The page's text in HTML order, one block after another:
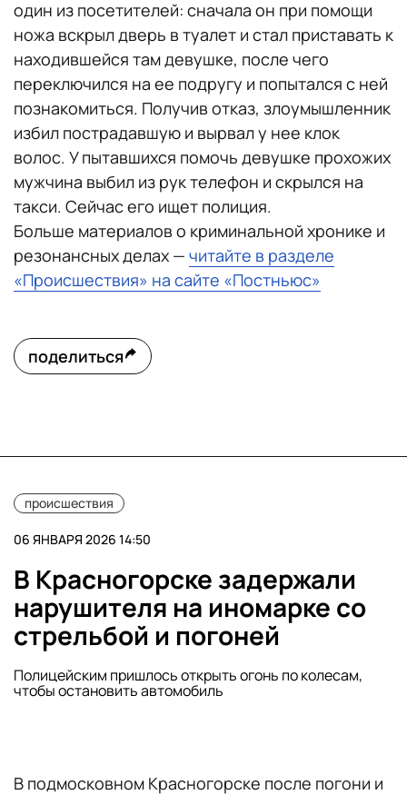
один из посетителей: сначала он при помощи
ножа вскрыл дверь в туалет и стал приставать к
находившейся там девушке, после чего
переключился на ее подругу и попытался с ней
познакомиться. Получив отказ, злоумышленник
избил пострадавшую и вырвал у нее клок
волос. У пытавшихся помочь девушке прохожих
мужчина выбил из рук телефон и скрылся на
такси. Сейчас его ищет полиция.
Больше материалов о криминальной хронике и
резонансных делах — читайте в разделе
«Происшествия» на сайте «Постньюс»
поделиться
происшествия
06 ЯНВАРЯ 2026 14:50
В Красногорске задержали
нарушителя на иномарке со
стрельбой и погоней
Полицейским пришлось открыть огонь по колесам,
чтобы остановить автомобиль
В подмосковном Красногорске после погони и